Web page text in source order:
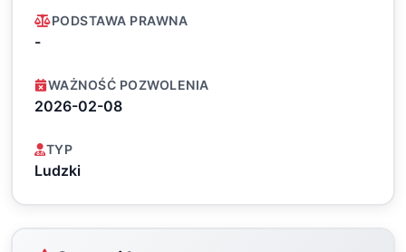
PODSTAWA PRAWNA
-
WAŻNOŚĆ POZWOLENIA
2026-02-08
TYP
Ludzki